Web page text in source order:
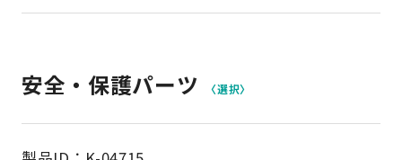
安全・保護パーツ 〈選択〉